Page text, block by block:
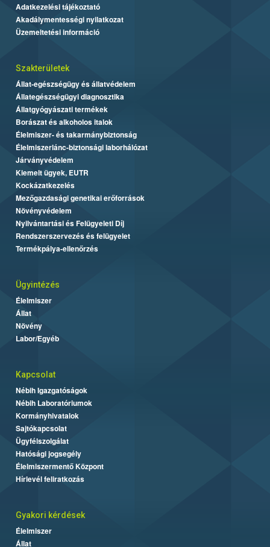
Adatkezelési tájékoztató
Akadálymentességi nyilatkozat
Üzemeltetési információ
Szakterületek
Állat-egészségügy és állatvédelem
Állategészségügyi diagnosztika
Állatgyógyászati termékek
Borászat és alkoholos italok
Élelmiszer- és takarmánybiztonság
Élelmiszerlánc-biztonsági laborhálózat
Járványvédelem
Kiemelt ügyek, EUTR
Kockázatkezelés
Mezőgazdasági genetikai erőforrások
Növényvédelem
Nyilvántartási és Felügyeleti Díj
Rendszerszervezés és felügyelet
Termékpálya-ellenőrzés
Ügyintézés
Élelmiszer
Állat
Növény
Labor/Egyéb
Kapcsolat
Nébih Igazgatóságok
Nébih Laboratóriumok
Kormányhivatalok
Sajtókapcsolat
Ügyfélszolgálat
Hatósági jogsegély
Élelmiszermentő Központ
Hírlevél feliratkozás
Gyakori kérdések
Élelmiszer
Állat